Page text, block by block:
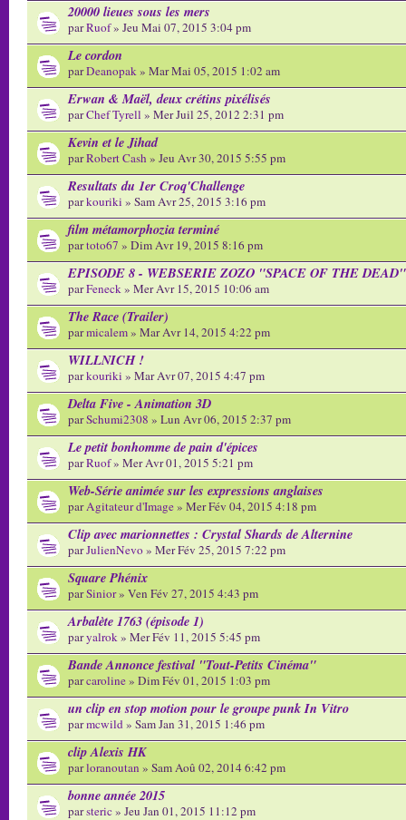
20000 lieues sous les mers
parRuof» Jeu Mai 07, 2015 3:04 pm
Le cordon
parDeanopak» Mar Mai 05, 2015 1:02 am
Erwan & Maël, deux crétins pixélisés
parChef Tyrell » Mer Juil 25, 2012 2:31 pm
Kevin et le Jihad
parRobert Cash» Jeu Avr 30, 2015 5:55 pm
Resultats du 1er Croq'Challenge
parkouriki » Sam Avr 25, 2015 3:16 pm
film métamorphozia terminé
partoto67 » Dim Avr 19, 2015 8:16 pm
EPISODE 8 - WEBSERIE ZOZO "SPACE OF THE DEAD"
parFeneck» Mer Avr 15, 2015 10:06 am
The Race (Trailer)
parmicalem» Mar Avr 14, 2015 4:22 pm
WILLNICH !
parkouriki » Mar Avr 07, 2015 4:47 pm
Delta Five - Animation 3D
parSchumi2308 » Lun Avr 06, 2015 2:37 pm
Le petit bonhomme de pain d'épices
parRuof» Mer Avr 01, 2015 5:21 pm
Web-Série animée sur les expressions anglaises
parAgitateur d'Image» Mer Fév 04, 2015 4:18 pm
Clip avec marionnettes : Crystal Shards de Alternine
parJulienNevo» Mer Fév 25, 2015 7:22 pm
Square Phénix
parSinior» Ven Fév 27, 2015 4:43 pm
Arbalète 1763 (épisode 1)
paryalrok» Mer Fév 11, 2015 5:45 pm
Bande Annonce festival "Tout-Petits Cinéma"
parcaroline» Dim Fév 01, 2015 1:03 pm
un clip en stop motion pour le groupe punk In Vitro
parmcwild» Sam Jan 31, 2015 1:46 pm
clip Alexis HK
parloranoutan » Sam Aoû 02, 2014 6:42 pm
bonne année 2015
parsteric» Jeu Jan 01, 2015 11:12 pm